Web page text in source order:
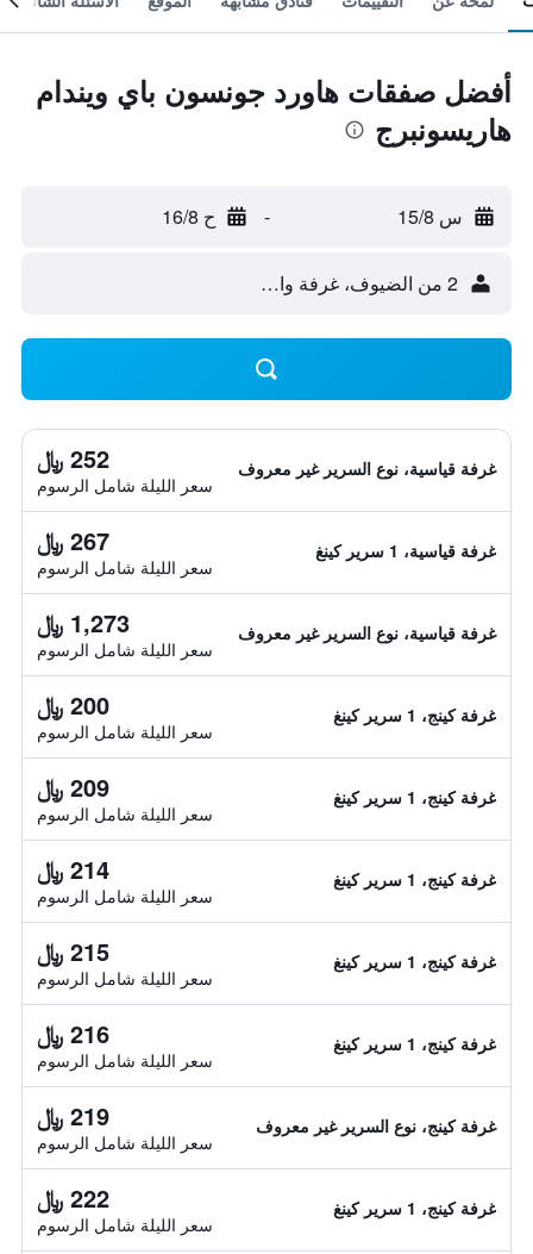
أفضل صفقات هاورد جونسون باي ويندام
هاريسونبرج
س 15/8 - ح 16/8
2 من الضيوف، غرفة واحدة
غرفة قياسية، نوع السرير غير معروف 252 ﷼
سعر الليلة شامل الرسوم
غرفة قياسية، 1 سرير كينغ 267 ﷼
سعر الليلة شامل الرسوم
غرفة قياسية، نوع السرير غير معروف 1,273 ﷼
سعر الليلة شامل الرسوم
غرفة كينج، 1 سرير كينغ 200 ﷼
سعر الليلة شامل الرسوم
غرفة كينج، 1 سرير كينغ 209 ﷼
سعر الليلة شامل الرسوم
غرفة كينج، 1 سرير كينغ 214 ﷼
سعر الليلة شامل الرسوم
غرفة كينج، 1 سرير كينغ 215 ﷼
سعر الليلة شامل الرسوم
غرفة كينج، 1 سرير كينغ 216 ﷼
سعر الليلة شامل الرسوم
غرفة كينج، نوع السرير غير معروف 219 ﷼
سعر الليلة شامل الرسوم
غرفة كينج، 1 سرير كينغ 222 ﷼
سعر الليلة شامل الرسوم